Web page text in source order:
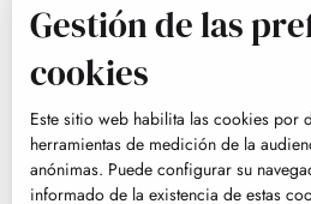
Gestión de las
cookies
Este sitio web habilita las cookies por
herramientas de medición de la
anónimas. Puede configurar su
informado de la existencia de estas